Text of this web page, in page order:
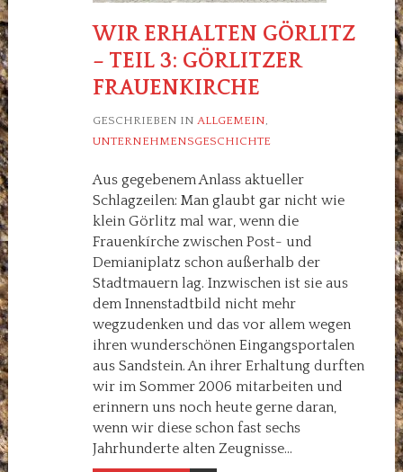
WIR ERHALTEN GÖRLITZ
– TEIL 3: GÖRLITZER
FRAUENKIRCHE
GESCHRIEBEN IN ALLGEMEIN,
UNTERNEHMENSGESCHICHTE
Aus gegebenem Anlass aktueller
Schlagzeilen: Man glaubt gar nicht wie
klein Görlitz mal war, wenn die
Frauenkírche zwischen Post- und
Demianiplatz schon außerhalb der
Stadtmauern lag. Inzwischen ist sie aus
dem Innenstadtbild nicht mehr
wegzudenken und das vor allem wegen
ihren wunderschönen Eingangsportalen
aus Sandstein. An ihrer Erhaltung durften
wir im Sommer 2006 mitarbeiten und
erinnern uns noch heute gerne daran,
wenn wir diese schon fast sechs
Jahrhunderte alten Zeugnisse…